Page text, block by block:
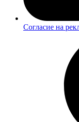
Согласие на